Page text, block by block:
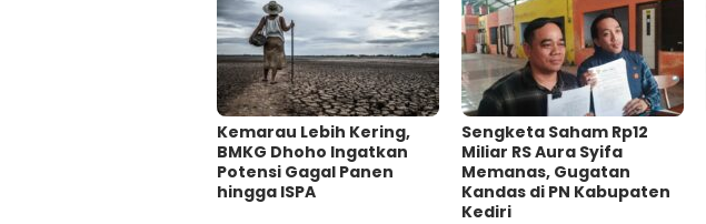
Kemarau Lebih Kering,
BMKG Dhoho Ingatkan
Potensi Gagal Panen
hingga ISPA
Sengketa Saham Rp12
Miliar RS Aura Syifa
Memanas, Gugatan
Kandas di PN Kabupaten
Kediri